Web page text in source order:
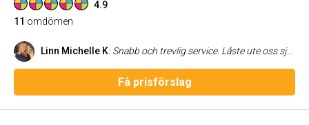
4.9
11 omdömen
Linn Michelle K: Snabb och trevlig service. Låste ute oss själva och Bosse kom snabbt och hjälpte oss en lördagkväll. Han är trevlig och mycket kunnig. Rekommenderas starkt:)
Få prisförslag